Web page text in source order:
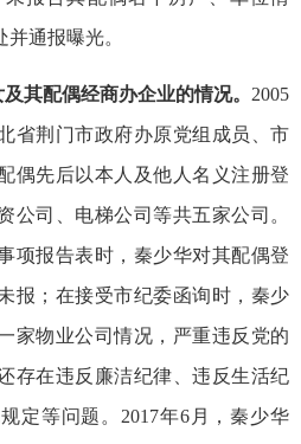
通报曝光。
其配偶经商办企业的情况。 2005
省荆门市政府办原党组成员、市
偶先后以本人及他人名义注册登
公司、电梯公司等共五家公司。
项报告表时，秦少华对其配偶登
报；在接受市纪委函询时，秦少
家物业公司情况，严重违反党的
存在违反廉洁纪律、违反生活纪
定等问题。2017年6月，秦少华